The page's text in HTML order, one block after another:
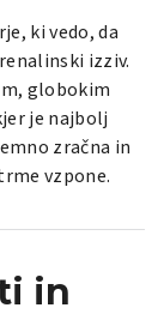
ki vedo, da
izziv.
globokim
je najbolj
zračna in
vzpone.
in